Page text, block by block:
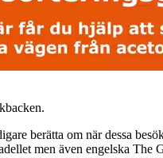
berätta om när dessa
men även engelska